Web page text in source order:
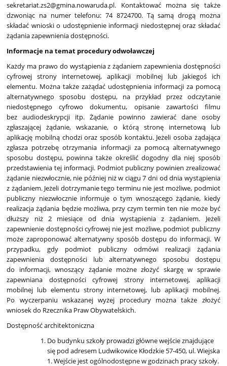
sekretariat.zs2@gmina.nowaruda.pl. Kontaktować można się także
dzwoniąc na numer telefonu: 74 8724700. Tą samą drogą można
składać wnioski o udostępnienie informacji niedostępnej oraz składać
żądania zapewnienia dostępności.
Informacje na temat procedury odwoławczej
Każdy ma prawo do wystąpienia z żądaniem zapewnienia dostępności
cyfrowej strony internetowej, aplikacji mobilnej lub jakiegoś ich
elementu. Można także zażądać udostępnienia informacji za pomocą
alternatywnego sposobu dostępu, na przykład przez odczytanie
niedostępnego cyfrowo dokumentu, opisanie zawartości filmu
bez audiodeskrypcji itp. Żądanie powinno zawierać dane osoby
zgłaszającej żądanie, wskazanie, o którą stronę internetową lub
aplikację mobilną chodzi oraz sposób kontaktu. Jeżeli osoba żądająca
zgłasza potrzebę otrzymania informacji za pomocą alternatywnego
sposobu dostępu, powinna także określić dogodny dla niej sposób
przedstawienia tej informacji. Podmiot publiczny powinien zrealizować
żądanie niezwłocznie, nie później niż w ciągu 7 dni od dnia wystąpienia
z żądaniem. Jeżeli dotrzymanie tego terminu nie jest możliwe, podmiot
publiczny niezwłocznie informuje o tym wnoszącego żądanie, kiedy
realizacja żądania będzie możliwa, przy czym termin ten nie może być
dłuższy niż 2 miesiące od dnia wystąpienia z żądaniem. Jeżeli
zapewnienie dostępności cyfrowej nie jest możliwe, podmiot publiczny
może zaproponować alternatywny sposób dostępu do informacji. W
przypadku, gdy podmiot publiczny odmówi realizacji żądania
zapewnienia dostępności lub alternatywnego sposobu dostępu
do informacji, wnoszący żądanie możne złożyć skargę w sprawie
zapewniana dostępności cyfrowej strony internetowej, aplikacji
mobilnej lub elementu strony internetowej, lub aplikacji mobilnej.
Po wyczerpaniu wskazanej wyżej procedury można także złożyć
wniosek do Rzecznika Praw Obywatelskich.
Dostępność architektoniczna
Do budynku szkoły prowadzi główne wejście znajdujące
się pod adresem Ludwikowice Kłodzkie 57-450, ul. Wiejska
1. Wejście jest ogólnodostępne w godzinach pracy szkoły.